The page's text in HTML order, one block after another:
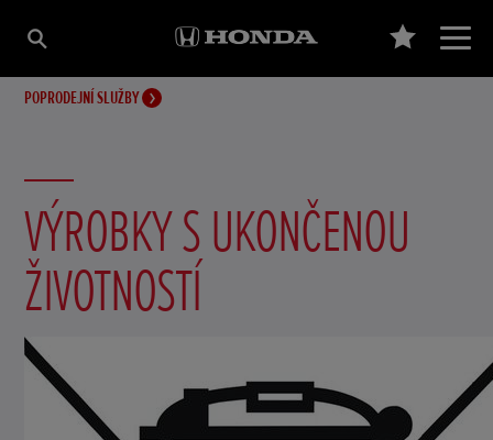
POPRODEJNÍ SLUŽBY
VÝROBKY S UKONČENOU
ŽIVOTNOSTÍ